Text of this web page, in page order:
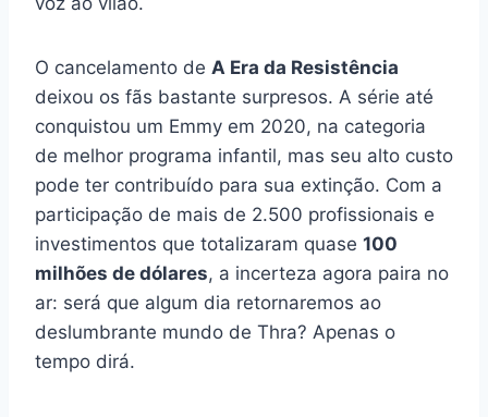
O cancelamento de A Era da Resistência
deixou os fãs bastante surpresos. A série até
conquistou um Emmy em 2020, na categoria
de melhor programa infantil, mas seu alto custo
pode ter contribuído para sua extinção. Com a
participação de mais de 2.500 profissionais e
investimentos que totalizaram quase 100
milhões de dólares, a incerteza agora paira no
ar: será que algum dia retornaremos ao
deslumbrante mundo de Thra? Apenas o
tempo dirá.